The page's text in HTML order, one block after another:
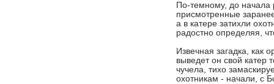
По-темному, до начала
присмотренные
а в катере затихли
радостно определяя,
Извечная загадка, как
выведет он свой катер
чучела, тихо
охотникам - начали, с